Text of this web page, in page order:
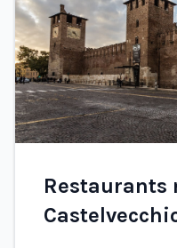
Restaurants